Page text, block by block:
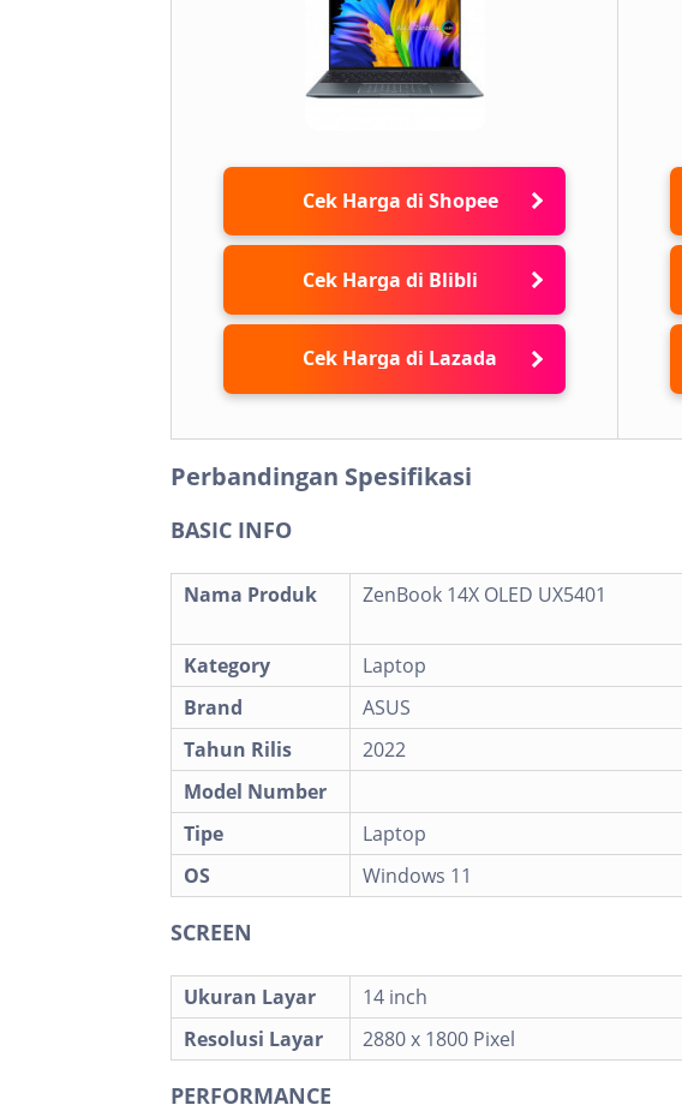
Cek Harga di Shopee
Cek Harga di Blibli
Cek Harga di Lazada
Perbandingan Spesifikasi
BASIC INFO
Nama Produk ZenBook 14X OLED UX5401
Kategory
Laptop
Brand
ASUS
Tahun Rilis
2022
Model Number
Tipe
Laptop
OS
Windows 11
SCREEN
Ukuran Layar 14 inch
Resolusi Layar
2880 x 1800 Pixel
PERFORMANCE